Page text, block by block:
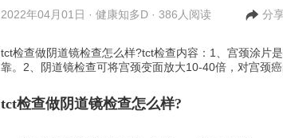
2022年04月01日 · 健康知多D · 386人阅读 分享
tct检查做阴道镜检查怎么样?tct检查内容：1、宫颈涂片
靠。2、阴道镜检查可将宫颈变面放大10-40倍，对宫颈
tct检查做阴道镜检查怎么样?